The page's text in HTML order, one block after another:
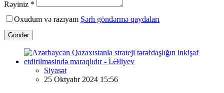
Rəyiniz *
Oxudum və razıyam Şərh göndərmə qaydaları
Göndər
Siyasət
25 Oktyabr 2024 15:56